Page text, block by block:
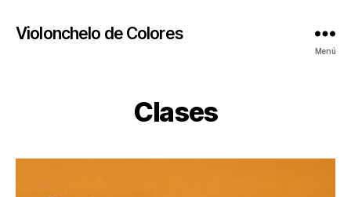
Violonchelo de Colores
Menú
Clases